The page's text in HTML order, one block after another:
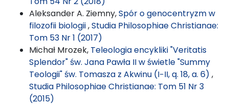
Aleksander A. Ziemny,Spór o genocentryzm w
filozofii biologii,Studia Philosophiae Christianae:
Tom 53 Nr 1 (2017)
Michał Mrozek, Teleologia encykliki "Veritatis
Splendor" św. Jana Pawła II w świetle "Summy
Teologii" św. Tomasza z Akwinu (I−II, q. 18, a. 6) ,
Studia Philosophiae Christianae: Tom 51 Nr 3
(2015)